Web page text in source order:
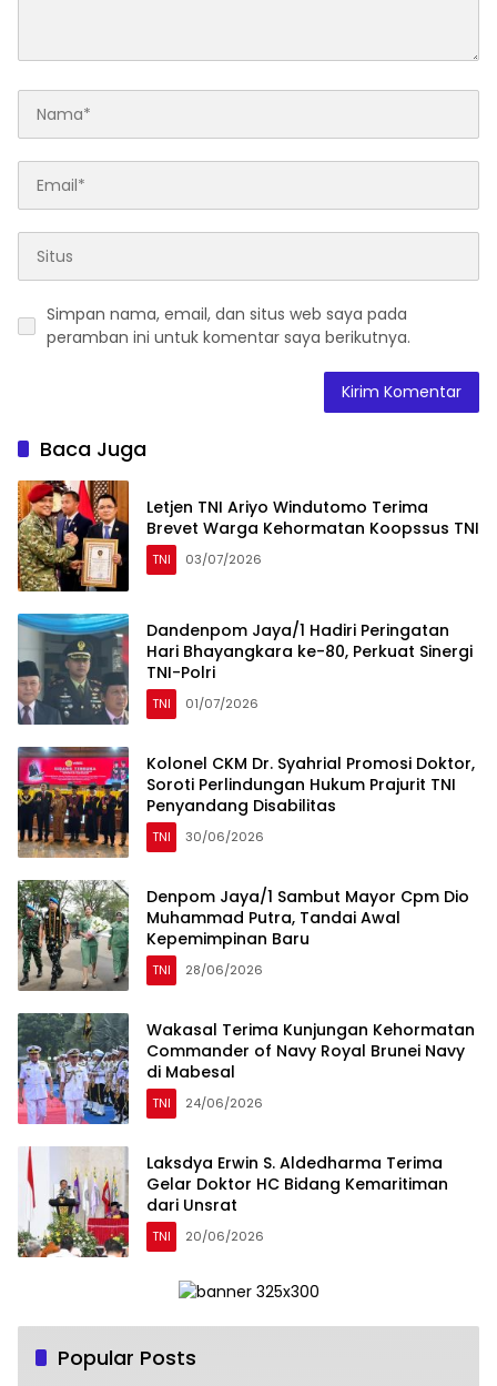
Simpan nama, email, dan situs web saya pada
peramban ini untuk komentar saya berikutnya.
Baca Juga
Letjen TNI Ariyo Windutomo Terima
Brevet Warga Kehormatan Koopssus TNI
TNI 03/07/2026
Dandenpom Jaya/1 Hadiri Peringatan
Hari Bhayangkara ke-80, Perkuat Sinergi
TNI-Polri
TNI 01/07/2026
Kolonel CKM Dr. Syahrial Promosi Doktor,
Soroti Perlindungan Hukum Prajurit TNI
Penyandang Disabilitas
TNI 30/06/2026
Denpom Jaya/1 Sambut Mayor Cpm Dio
Muhammad Putra, Tandai Awal
Kepemimpinan Baru
TNI 28/06/2026
Wakasal Terima Kunjungan Kehormatan
Commander of Navy Royal Brunei Navy
di Mabesal
TNI 24/06/2026
Laksdya Erwin S. Aldedharma Terima
Gelar Doktor HC Bidang Kemaritiman
dari Unsrat
TNI 20/06/2026
Popular Posts